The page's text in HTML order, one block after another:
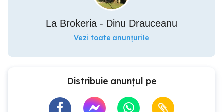
La Brokeria - Dinu Drauceanu
Vezi toate anunțurile
Distribuie anunțul pe